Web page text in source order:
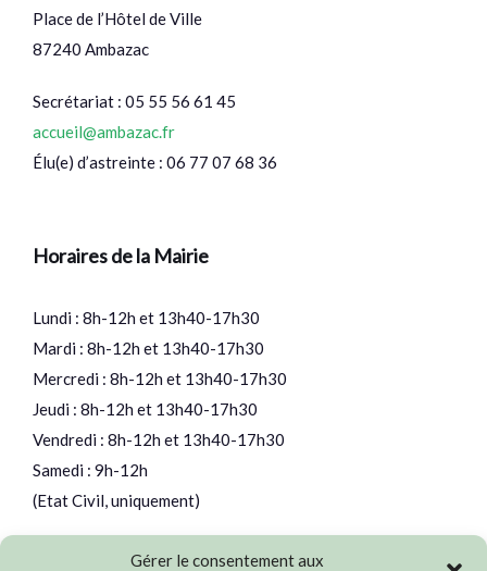
Gérer le consentement aux
Place de l’Hôtel de Ville
87240 Ambazac
Secrétariat : 05 55 56 61 45
accueil@ambazac.fr
Élu(e) d’astreinte : 06 77 07 68 36
Horaires de la Mairie
Lundi : 8h-12h et 13h40-17h30
Mardi : 8h-12h et 13h40-17h30
Mercredi : 8h-12h et 13h40-17h30
Jeudi : 8h-12h et 13h40-17h30
Vendredi : 8h-12h et 13h40-17h30
Samedi : 9h-12h
(Etat Civil, uniquement)